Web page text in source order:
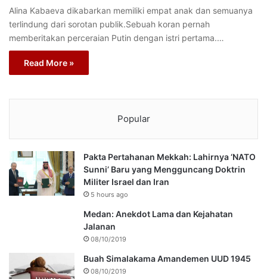
Alina Kabaeva dikabarkan memiliki empat anak dan semuanya
terlindung dari sorotan publik.Sebuah koran pernah
memberitakan perceraian Putin dengan istri pertama.…
Read More »
Popular
Pakta Pertahanan Mekkah: Lahirnya ‘NATO
Sunni’ Baru yang Mengguncang Doktrin
Militer Israel dan Iran
5 hours ago
Medan: Anekdot Lama dan Kejahatan
Jalanan
08/10/2019
Buah Simalakama Amandemen UUD 1945
08/10/2019